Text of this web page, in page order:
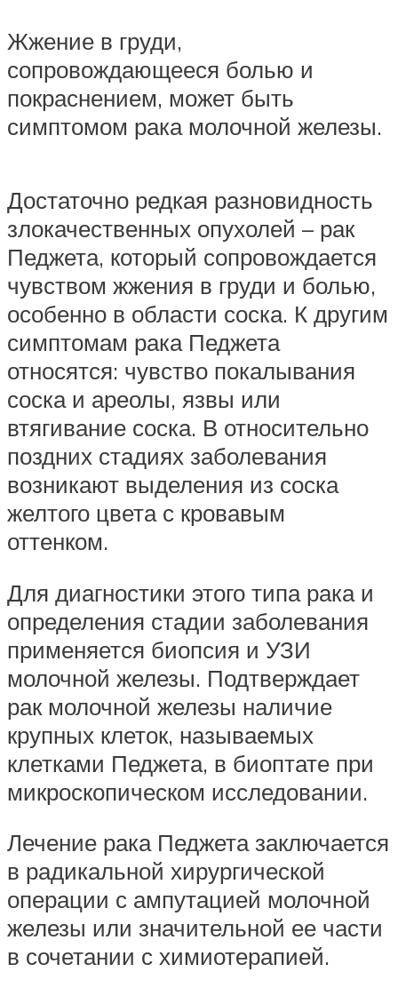
Жжение в груди,
сопровождающееся болью и
покраснением, может быть
симптомом рака молочной железы.
Достаточно редкая разновидность
злокачественных опухолей – рак
Педжета, который сопровождается
чувством жжения в груди и болью,
особенно в области соска. К другим
симптомам рака Педжета
относятся: чувство покалывания
соска и ареолы, язвы или
втягивание соска. В относительно
поздних стадиях заболевания
возникают выделения из соска
желтого цвета с кровавым
оттенком.
Для диагностики этого типа рака и
определения стадии заболевания
применяется биопсия и УЗИ
молочной железы. Подтверждает
рак молочной железы наличие
крупных клеток, называемых
клетками Педжета, в биоптате при
микроскопическом исследовании.
Лечение рака Педжета заключается
в радикальной хирургической
операции с ампутацией молочной
железы или значительной ее части
в сочетании с химиотерапией.